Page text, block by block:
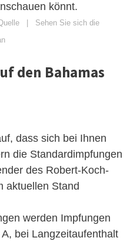
könnt.
Sehen Sie sich die
den Bahamas
dass sich bei Ihnen
die Standardimpfungen
des Robert-Koch-
aktuellen Stand
werden Impfungen
bei Langzeitaufenthalt